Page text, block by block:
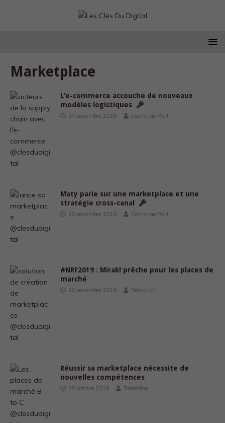
Marketplace
L’e-commerce accouche de nouveaux
modèles logistiques
27 novembre 2018 Catherine Petit
Maty parie sur une marketplace et une
stratégie cross-canal
20 novembre 2018 Catherine Petit
#NRF2019 : Mirakl prêche pour les places de
marché
20 novembre 2018 Rédaction
Réussir sa marketplace nécessite de
nouvelles compétences
30 octobre 2018 Rédaction